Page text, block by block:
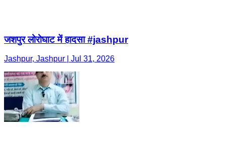
जशपुर लोरोघाट में हादसा #jashpur
Jashpur, Jashpur | Jul 31, 2026